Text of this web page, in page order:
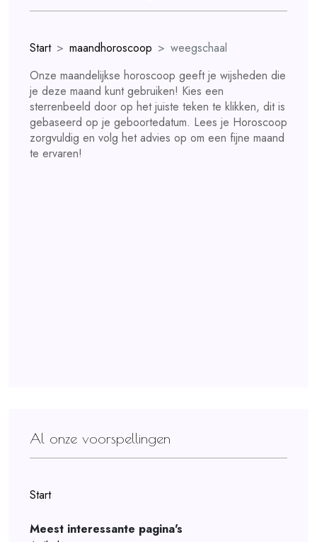
Start maandhoroscoop
weegschaal
Onze maandelijkse horoscoop geeft je wijsheden die
je deze maand kunt gebruiken! Kies een
sterrenbeeld door op het juiste teken te klikken, dit is
gebaseerd op je geboortedatum. Lees je Horoscoop
zorgvuldig en volg het advies op om een fijne maand
te ervaren!
Al onze voorspellingen
Start
Meest interessante pagina's